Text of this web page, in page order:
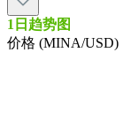
1日趋势图
价格 (MINA/USD)